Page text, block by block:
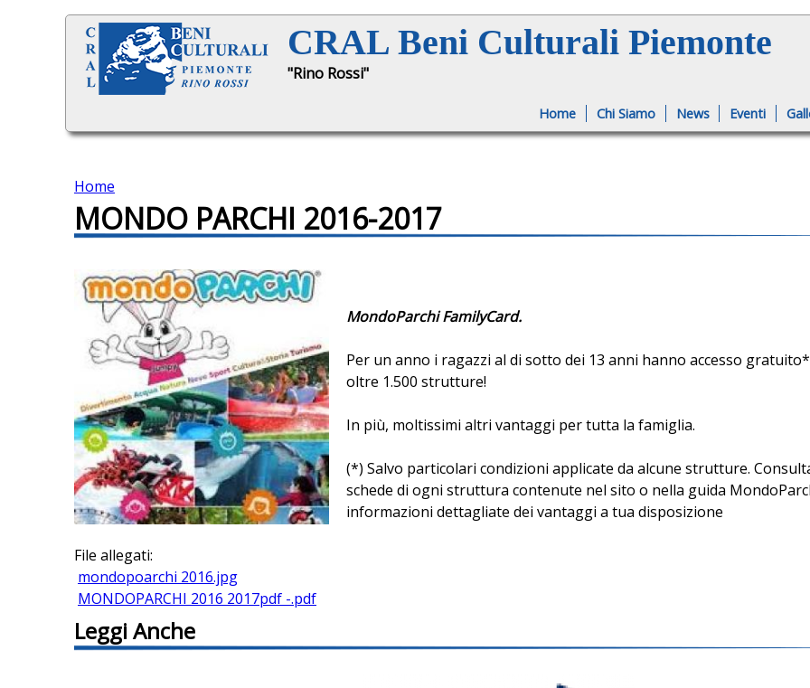
Jump to navigation
CRAL Beni Culturali Piemonte
"Rino Rossi"
Home Chi Siamo News Eventi
T
q
u
i
Home
MONDO PARCHI 2016-2017
MondoParchi FamilyCard.
Per un anno i ragazzi al di sotto dei 13 anni hanno accesso
oltre 1.500 strutture!
In più, moltissimi altri vantaggi per tutta la famiglia.
(*) Salvo particolari condizioni applicate da alcune strutture.
schede di ogni struttura contenute nel sito o nella guida
informazioni dettagliate dei vantaggi a tua disposizione
File allegati:
mondopoarchi 2016.jpg
MONDOPARCHI 2016 2017pdf -.pdf
Leggi Anche